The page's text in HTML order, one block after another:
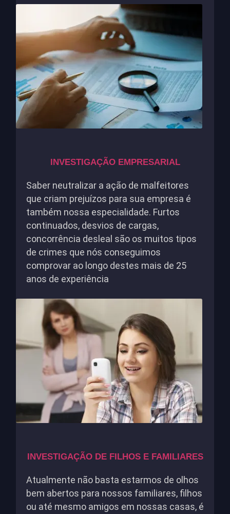
INVESTIGAÇÃO EMPRESARIAL
Saber neutralizar a ação de malfeitores
que criam prejuízos para sua empresa é
também nossa especialidade. Furtos
continuados, desvios de cargas,
concorrência desleal são os muitos tipos
de crimes que nós conseguimos
comprovar ao longo destes mais de 25
anos de experiência
INVESTIGAÇÃO DE FILHOS E FAMILIARES
Atualmente não basta estarmos de olhos
bem abertos para nossos familiares, filhos
ou até mesmo amigos em nossas casas, é